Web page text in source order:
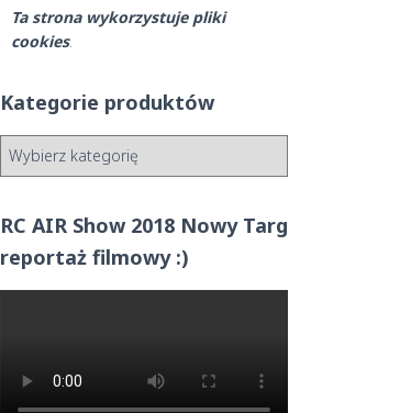
Ta strona wykorzystuje pliki
cookies.
Kategorie produktów
RC AIR Show 2018 Nowy Targ
reportaż filmowy :)